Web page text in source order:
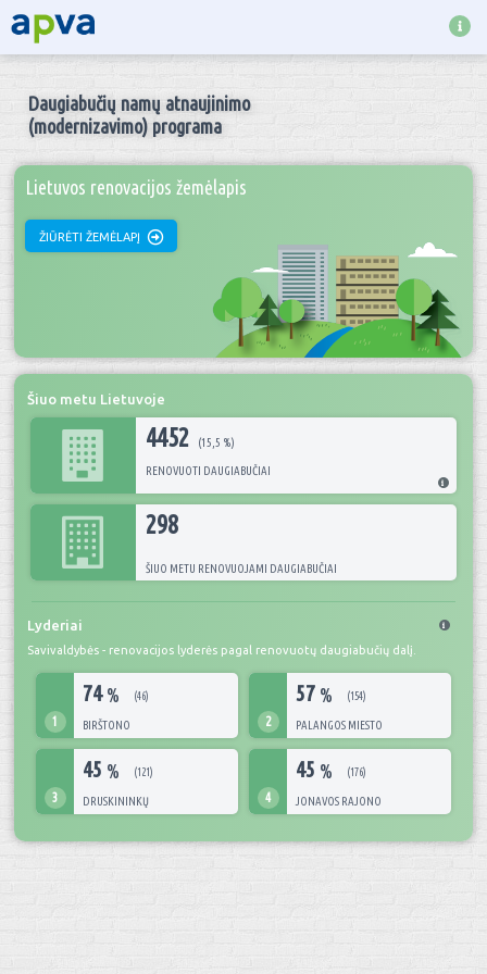
Daugiabučių namų atnaujinimo
(modernizavimo) programa
Lietuvos renovacijos žemėlapis
ŽIŪRĖTI ŽEMĖLAPĮ
Šiuo metu Lietuvoje
4452 (15,5 %)
RENOVUOTI DAUGIABUČIAI
298
ŠIUO METU RENOVUOJAMI DAUGIABUČIAI
Lyderiai
Savivaldybės - renovacijos lyderės pagal renovuotų daugiabučių dalį.
1
74 % (46)
BIRŠTONO 2
57 % (154)
PALANGOS MIESTO
3
45 % (121)
DRUSKININKŲ 4
45 % (176)
JONAVOS RAJONO